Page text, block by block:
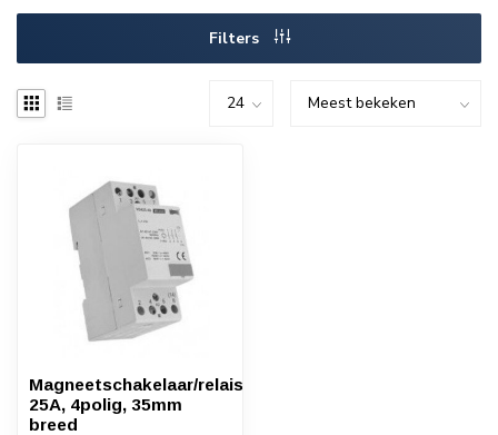
Filters
Magneetschakelaar/relais
25A, 4polig, 35mm
breed